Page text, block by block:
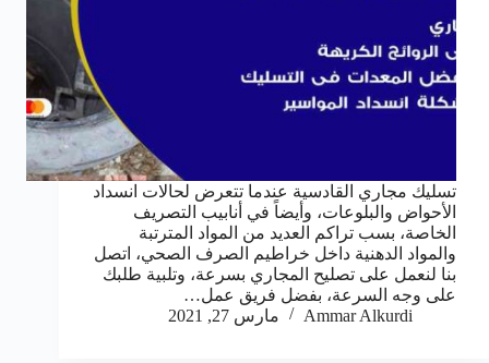
تسليك مجاري القادسية عندما تتعرض لحالات انسداد
الأحواض والبلوعات، وأيضاً في أنابيب التصريف
الخاصة، بسب تراكم العديد من المواد المترتبة
والمواد الدهنية داخل خراطيم الصرف الصحي، اتصل
بنا لنعمل على تصليح المجاري بسرعة، وتلبية طلبك
على وجه السرعة، بفضل فريق عمل…
Ammar Alkurdi
مارس 27, 2021